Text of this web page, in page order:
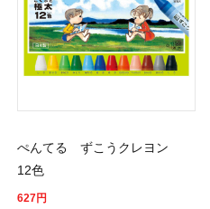
ぺんてる ずこうクレヨン
12色
627円